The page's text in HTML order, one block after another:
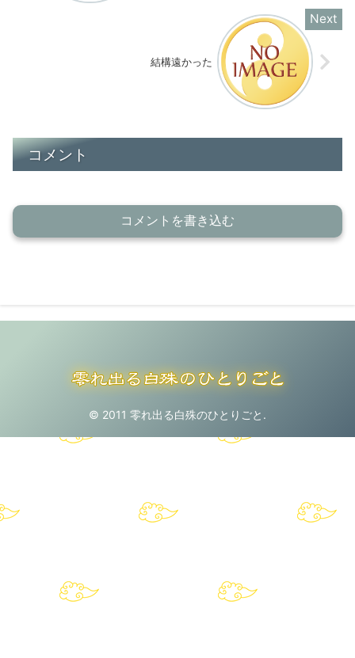
結構遠かった
コメント
コメントを書き込む
© 2011 零れ出る白殊のひとりごと.